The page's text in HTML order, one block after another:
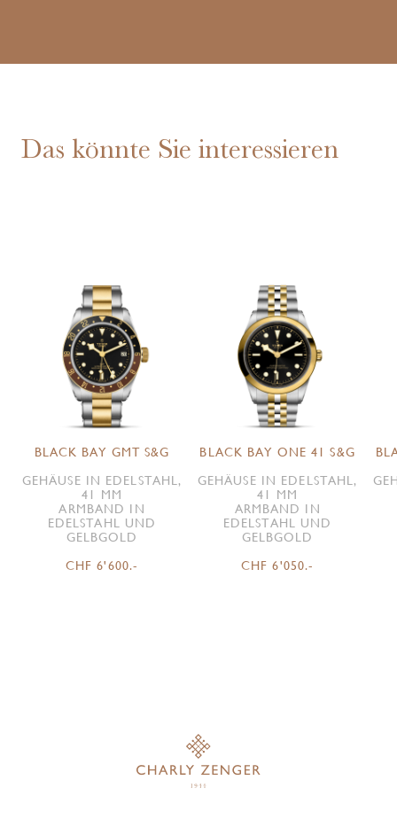
Das könnte Sie interessieren
BLACK BAY GMT S&G
GEHÄUSE IN EDELSTAHL,
41 MM
ARMBAND IN
EDELSTAHL UND
GELBGOLD
CHF 6'600.-
BLACK BAY ONE 41 S&G
GEHÄUSE IN EDELSTAHL,
41 MM
ARMBAND IN
EDELSTAHL UND
GELBGOLD
CHF 6'050.-